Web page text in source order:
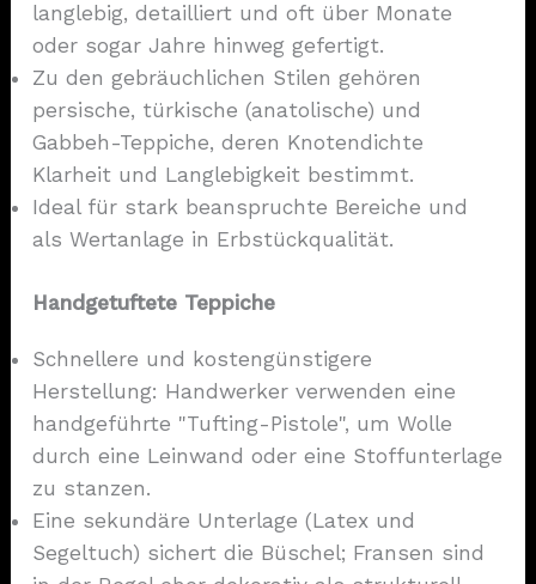
langlebig, detailliert und oft über Monate
oder sogar Jahre hinweg gefertigt.
Zu den gebräuchlichen Stilen gehören
persische, türkische (anatolische) und
Gabbeh-Teppiche, deren Knotendichte
Klarheit und Langlebigkeit bestimmt.
Ideal für stark beanspruchte Bereiche und
als Wertanlage in Erbstückqualität.
Handgetuftete Teppiche
Schnellere und kostengünstigere
Herstellung: Handwerker verwenden eine
handgeführte "Tufting-Pistole", um Wolle
durch eine Leinwand oder eine Stoffunterlage
zu stanzen.
Eine sekundäre Unterlage (Latex und
Segeltuch) sichert die Büschel; Fransen sind